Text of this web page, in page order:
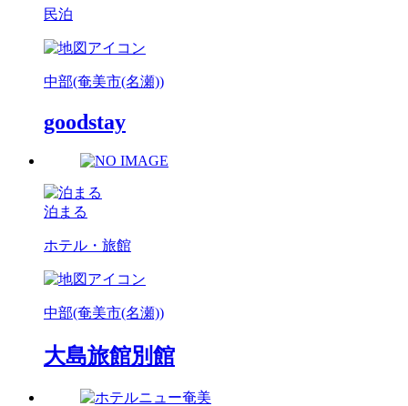
民泊
中部(奄美市(名瀬))
goodstay
泊まる
ホテル・旅館
中部(奄美市(名瀬))
大島旅館別館